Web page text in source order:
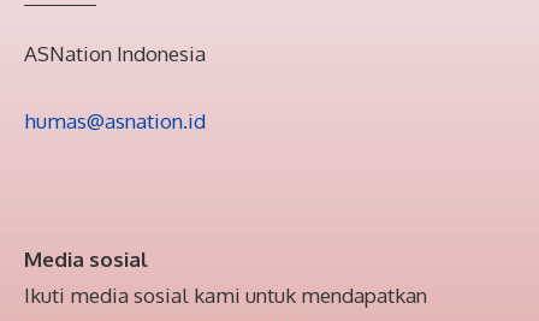
ASNation Indonesia
humas@asnation.id
Media sosial
Ikuti media sosial kami untuk mendapatkan